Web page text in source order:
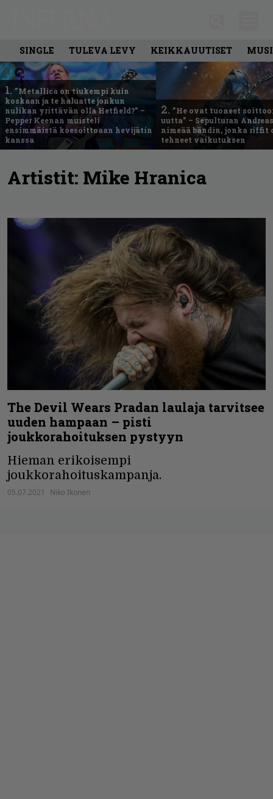
SINGLE TULEVA LEVY KEIKKAUUTISET
1. ”Metallica on tiukempi kuin
koskaan ja te haluatte jonkun
nulikan yrittävän olla Hetfield?” –
Pepper Keenan muisteli
ensimmäistä koesoittoaan hevijätin
kanssa
2. ”He ovat tuoneet
uutta” – Sepulturan
nimeää bändin, jonka riffit
tehneet vaikutuksen
Artistit: Mike Hranica
The Devil Wears Pradan laulaja tarvitsee
uuden hampaan – pisti
joukkorahoituksen pystyyn
Hieman erikoisempi
joukkorahoituskampanja.
05.07.2021 Niko Ikonen